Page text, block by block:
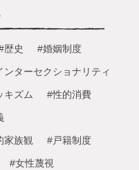
歴史 #婚姻制度
ンターセクショナリティ
キズム #性的消費
家族観 #戸籍制度
#女性蔑視